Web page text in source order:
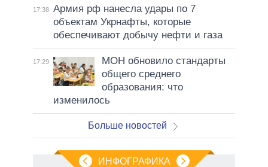
17:38 Армия рф нанесла удары по 7
объектам Укрнафты, которые
обеспечивают добычу нефти и газа
17:29
МОН обновило стандарты
общего среднего
образования: что
изменилось
Больше новостей
ИНФОГРАФИКА